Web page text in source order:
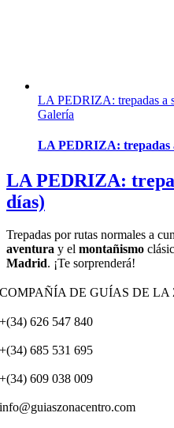
LA PEDRIZA: trepadas a
Galería
LA PEDRIZA: trepadas
LA PEDRIZA:
días)
Trepadas por rutas normales a
aventura y el montañismo
Madrid. ¡Te sorprenderá!
COMPAÑÍA DE GUÍAS DE LA
+(34) 626 547 840
+(34) 685 531 695
+(34) 609 038 009
info@guiaszonacentro.com